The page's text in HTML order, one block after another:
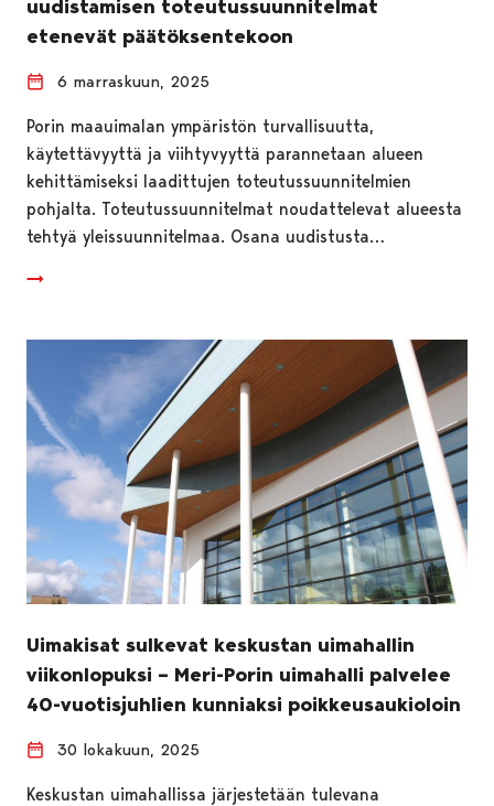
uudistamisen toteutussuunnitelmat
etenevät päätöksentekoon
6 marraskuun, 2025
Porin maauimalan ympäristön turvallisuutta,
käytettävyyttä ja viihtyvyyttä parannetaan alueen
kehittämiseksi laadittujen toteutussuunnitelmien
pohjalta. Toteutussuunnitelmat noudattelevat alueesta
tehtyä yleissuunnitelmaa. Osana uudistusta…
Uimakisat sulkevat keskustan uimahallin
viikonlopuksi – Meri-Porin uimahalli palvelee
40-vuotisjuhlien kunniaksi poikkeusaukioloin
30 lokakuun, 2025
Keskustan uimahallissa järjestetään tulevana